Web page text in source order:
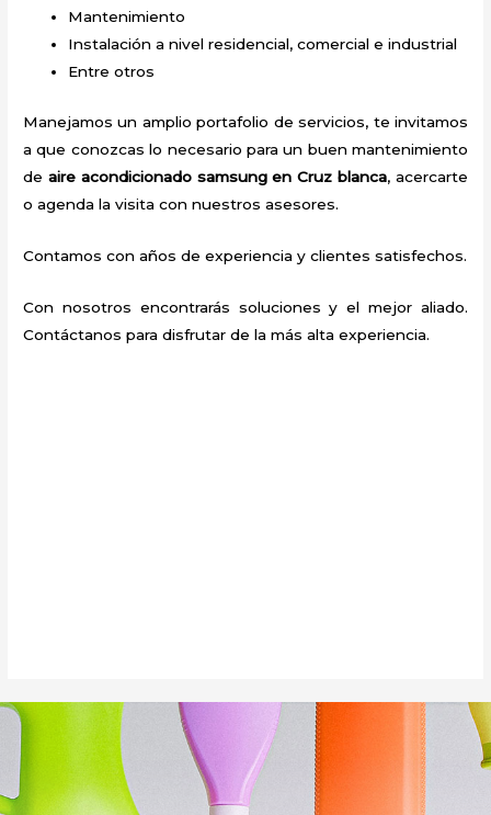
Mantenimiento
Instalación a nivel residencial, comercial e industrial
Entre otros
Manejamos un amplio portafolio de servicios, te invitamos
a que conozcas lo necesario para un buen mantenimiento
de aire acondicionado samsung en Cruz blanca, acercarte
o agenda la visita con nuestros asesores.
Contamos con años de experiencia y clientes satisfechos.
Con nosotros encontrarás soluciones y el mejor aliado.
Contáctanos para disfrutar de la más alta experiencia.